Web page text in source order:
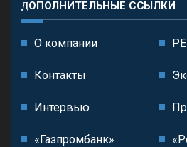
ДОПОЛНИТЕЛЬНЫЕ ССЫЛКИ
О компании
Контакты
Интервью
«Газпромбанк»